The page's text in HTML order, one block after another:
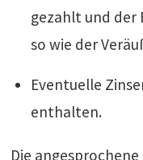
gezahlt und der
so wie der
Eventuelle
enthalten.
Die